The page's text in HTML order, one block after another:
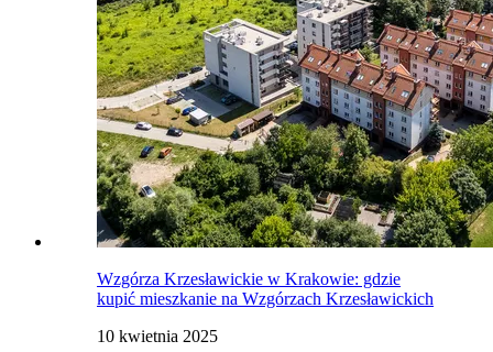
Wzgórza Krzesławickie w Krakowie: gdzie
kupić mieszkanie na Wzgórzach Krzesławickich
10 kwietnia 2025